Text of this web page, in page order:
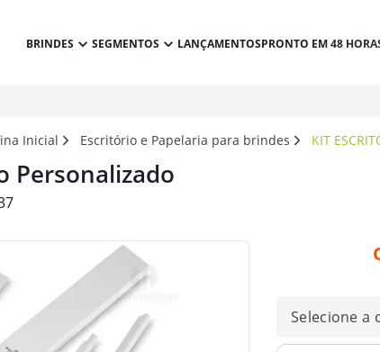
BRINDES SEGMENTOS LANÇAMENTOSPRONTO EM 48
Inicial Escritório e Papelaria para brindes KIT
Personalizado
Selecione a